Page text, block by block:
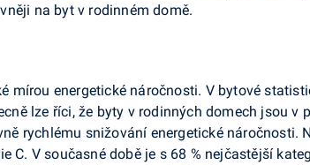
na byt v rodinném domě.
mírou energetické náročnosti. V bytové
lze říci, že byty v rodinných domech jsou v
rychlému snižování energetické náročnosti.
C. V současné době je s 68 % nejčastější